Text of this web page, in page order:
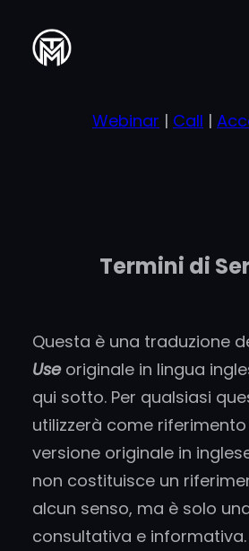
Webinar | Call |
Termini di
Questa è una traduzione
Useoriginale in lingua
qui sotto. Per qualsiasi
utilizzerà come
versione originale in
non costituisce un
alcun senso, ma è solo
consultativa e